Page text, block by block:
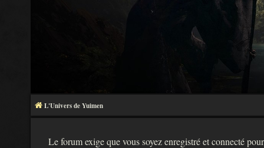
L'Univers de Yuimen
Le forum exige que vous soyez enregistré et connecté